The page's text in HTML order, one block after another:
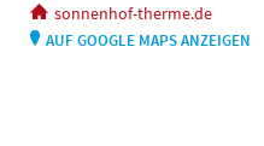
sonnenhof-therme.de
AUF GOOGLE MAPS ANZEIGEN